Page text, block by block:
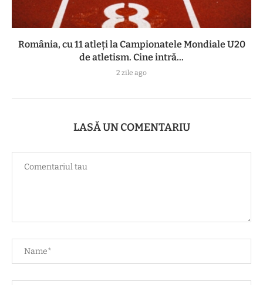
România, cu 11 atleți la Campionatele Mondiale U20
de atletism. Cine intră...
2 zile ago
LASĂ UN COMENTARIU